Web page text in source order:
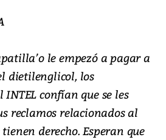
le empezó a pagar a
dietilenglicol, los
confían que se les
reclamos relacionados al
derecho. Esperan que